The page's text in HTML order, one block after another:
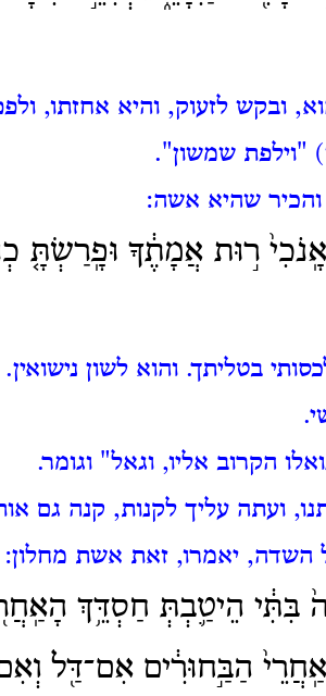
ובקש לזעוק, והיא אחזתו,
"וילפת שמשון".
שהיא אשה:
ר֣וּת אֲמָתֶ֔ךָ וּפָֽרַשְׂתָּ֤
בטליתך. והוא לשון נישואין.
הקרוב אליו, וגאל" וגומר.
ועתה עליך לקנות, קנה גם
יאמרו, זאת אשת מחלון:
בִּתִּ֔י הֵיטַ֛בְתְּ חַסְדֵּ֥ךְ
הַבַּ֣חוּרִ֔ים אִם־דַּ֖ל